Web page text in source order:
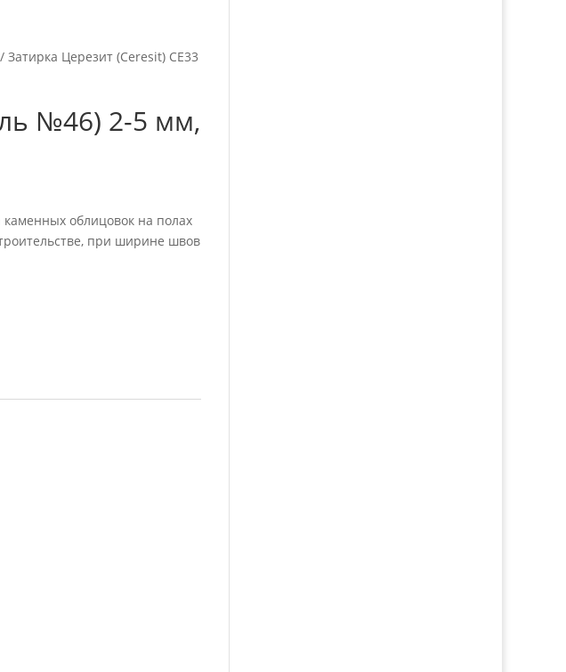
/ Затирка Церезит (Ceresit) СЕ33
№46) 2-5 мм,
облицовок на полах
при ширине швов